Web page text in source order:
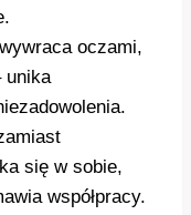
oczami,
unika
się w sobie,
współpracy.